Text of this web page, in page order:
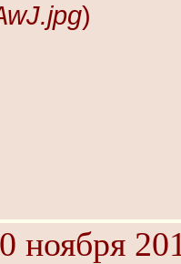
)
ноября